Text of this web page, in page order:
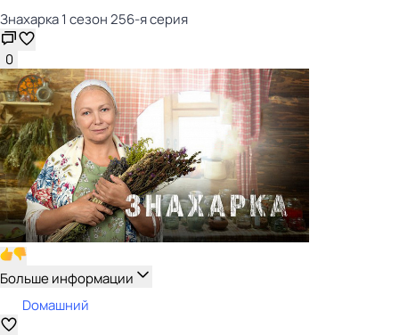
Знaхaрка 1 сезон 256-я серия
0
Больше информации
Dомашний